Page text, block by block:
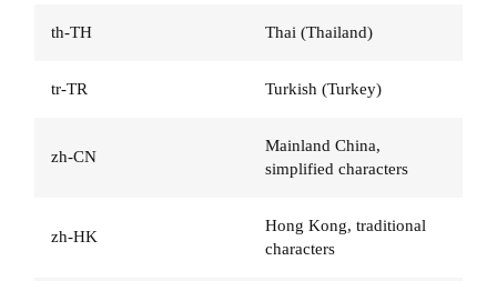
th-TH Thai (Thailand)
tr-TR Turkish (Turkey)
zh-CN
Mainland China,
simplified characters
zh-HK
Hong Kong, traditional
characters